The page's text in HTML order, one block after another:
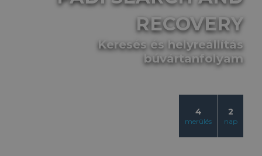
RECOVERY
Keresés és helyreállítás
búvártanfolyam
4
merülés
2
nap